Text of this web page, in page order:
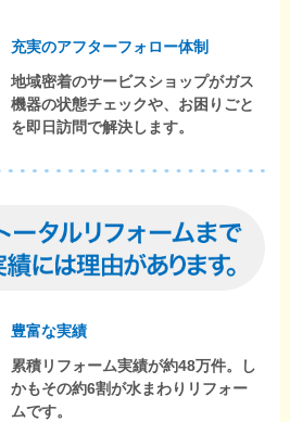
充実のアフターフォロー体制
地域密着のサービスショップがガス
機器の状態チェックや、お困りごと
を即日訪問で解決します。
豊富な実績
累積リフォーム実績が約48万件。し
かもその約6割が水まわりリフォー
ムです。